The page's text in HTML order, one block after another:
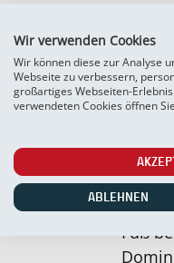
ergab
Es
dem
Fuß
Wir verwenden Cookies
Wir können diese zur Analyse
Webseite zu verbessern,
großartiges Webseiten-
verwendeten Cookies öffnen
ABLEHNEN